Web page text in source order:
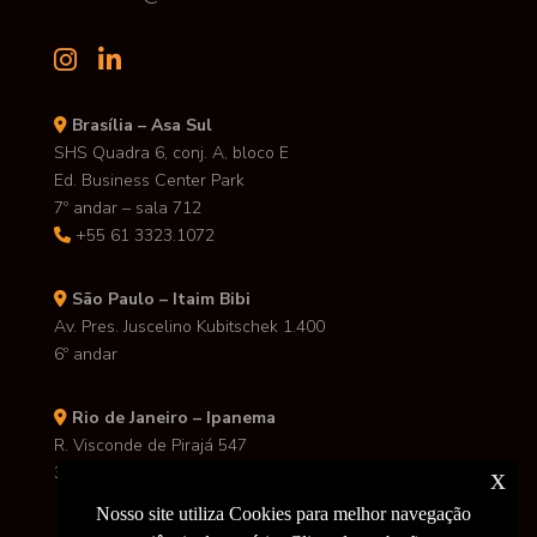
Brasília – Asa Sul
SHS Quadra 6, conj. A, bloco E
Ed. Business Center Park
7º andar – sala 712
+55 61 3323.1072
São Paulo – Itaim Bibi
Av. Pres. Juscelino Kubitschek 1.400
6º andar
Rio de Janeiro – Ipanema
R. Visconde de Pirajá 547
3º andar
Nosso site utiliza Cookies para melhor navegação
x